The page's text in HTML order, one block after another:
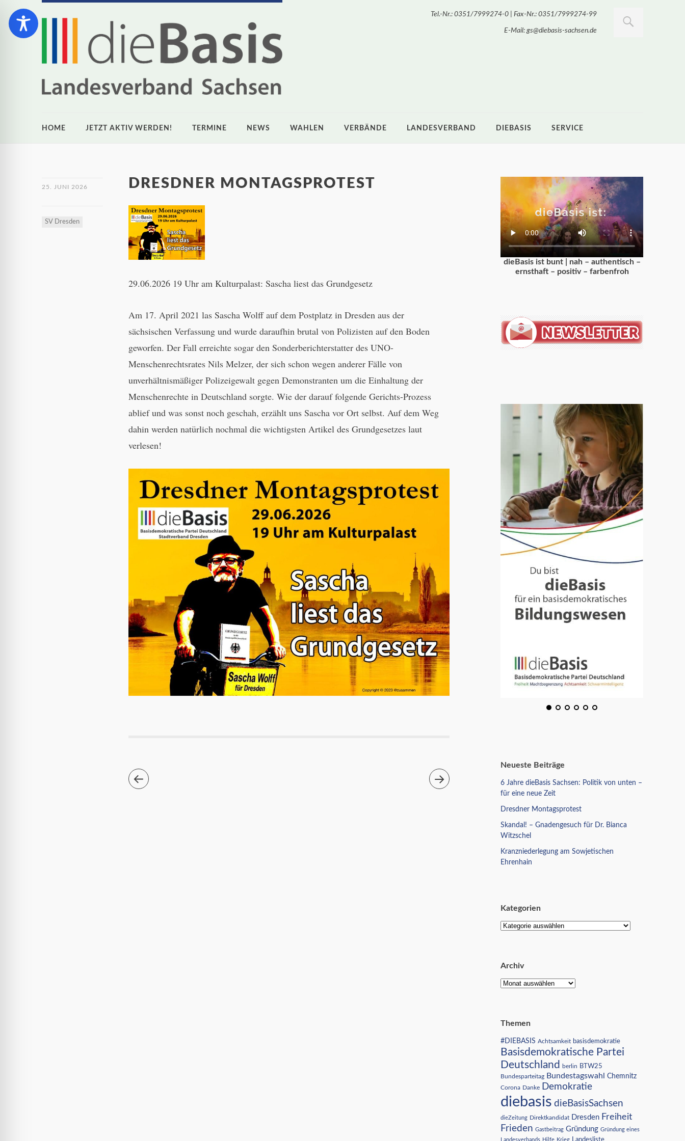
Tel.-Nr.: 0351/7999274-0 | Fax-Nr.: 0351/7999274-99
E-Mail: gs@diebasis-sachsen.de
HOME JETZT AKTIV WERDEN! TERMINE NEWS WAHLEN VERBÄNDE LANDESVERBAND DIEBASIS SERVICE
25. JUNI 2026
SV Dresden
DRESDNER MONTAGSPROTEST
29.06.2026 19 Uhr am Kulturpalast: Sascha liest das Grundgesetz
Am 17. April 2021 las Sascha Wolff auf dem Postplatz in Dresden aus der
sächsischen Verfassung und wurde daraufhin brutal von Polizisten auf den Boden
geworfen. Der Fall erreichte sogar den Sonderberichterstatter des UNO-
Menschenrechtsrates Nils Melzer, der sich schon wegen anderer Fälle von
unverhältnismäßiger Polizeigewalt gegen Demonstranten um die Einhaltung der
Menschenrechte in Deutschland sorgte. Wie der darauf folgende Gerichts-Prozess
ablief und was sonst noch geschah, erzählt uns Sascha vor Ort selbst. Auf dem Weg
dahin werden natürlich nochmal die wichtigsten Artikel des Grundgesetzes laut
verlesen!
dieBasis ist bunt | nah – authentisch –
ernsthaft – positiv – farbenfroh
Neueste Beiträge
6 Jahre dieBasis Sachsen: Politik von unten –
für eine neue Zeit
Dresdner Montagsprotest
Skandal! – Gnadengesuch für Dr. Bianca
Witzschel
Kranzniederlegung am Sowjetischen
Ehrenhain
Kategorien
Archiv
Themen
#DIEBASIS Achtsamkeit basisdemokratie
Basisdemokratische Partei
Deutschland
berlin BTW25
Bundesparteitag Bundestagswahl Chemnitz
Corona Danke Demokratie
diebasis dieBasisSachsen
dieZeitung Direktkandidat Dresden Freiheit
Frieden Gastbeitrag Gründung Gründung eines
Landesverbands Hilfe Krieg Landesliste